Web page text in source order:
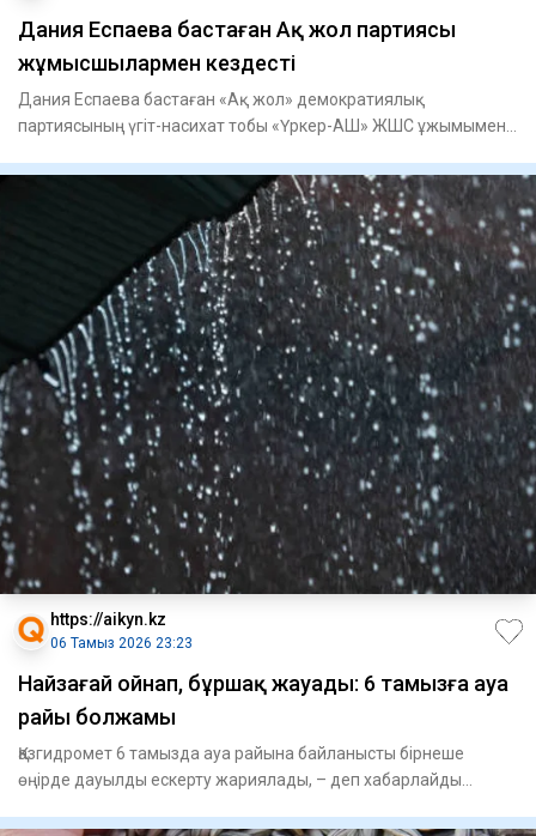
Дания Еспаева бастаған Ақ жол партиясы
жұмысшылармен кездесті
Дания Еспаева бастаған «Ақ жол» демократиялық
партиясының үгіт-насихат тобы «Үркер-АШ» ЖШС ұжымымен
https://aikyn.kz
06 Тамыз 2026 23:23
Найзағай ойнап, бұршақ жауады: 6 тамызға ауа
райы болжамы
Қазгидромет 6 тамызда ауа райына байланысты бірнеше
өңірде дауылды ескерту жариялады, – деп хабарлайды